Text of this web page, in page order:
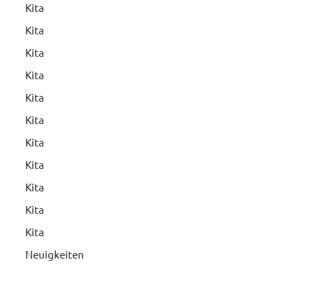
Kita
Kita
Kita
Kita
Kita
Kita
Kita
Kita
Kita
Kita
Kita
Neuigkeiten